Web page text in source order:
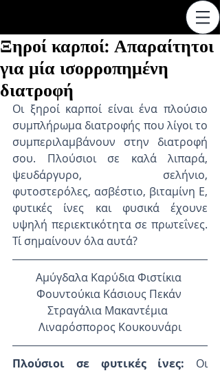
Ξηροί καρποί: Απαραίτητοι
για μία ισορροπημένη
διατροφή
Οι ξηροί καρποί είναι ένα πλούσιο
συμπλήρωμα διατροφής που λίγοι το
συμπεριλαμβάνουν στην διατροφή
σου. Πλούσιοι σε καλά λιπαρά,
ψευδάργυρο, σελήνιο,
φυτοστερόλες, ασβέστιο, βιταμίνη Ε,
φυτικές ίνες και φυσικά έχουνε
υψηλή περιεκτικότητα σε πρωτεΐνες.
Τί σημαίνουν όλα αυτά?
Αμύγδαλα Καρύδια Φιστίκια
Φουντούκια Κάσιους Πεκάν
Στραγάλια Μακαντέμια
Λιναρόσπορος Κουκουνάρι
Πλούσιοι σε φυτικές ίνες: Οι